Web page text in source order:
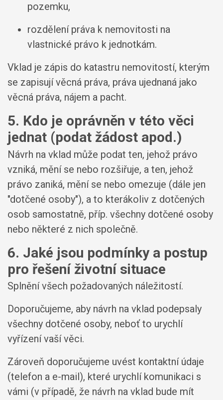
pozemku,
rozdělení práva k nemovitosti na
vlastnické právo k jednotkám.
Vklad je zápis do katastru nemovitostí, kterým
se zapisují věcná práva, práva ujednaná jako
věcná práva, nájem a pacht.
5. Kdo je oprávněn v této věci
jednat (podat žádost apod.)
Návrh na vklad může podat ten, jehož právo
vzniká, mění se nebo rozšiřuje, a ten, jehož
právo zaniká, mění se nebo omezuje (dále jen
"dotčené osoby"), a to kterákoliv z dotčených
osob samostatně, příp. všechny dotčené osoby
nebo některé z nich společně.
6. Jaké jsou podmínky a postup
pro řešení životní situace
Splnění všech požadovaných náležitostí.
Doporučujeme, aby návrh na vklad podepsaly
všechny dotčené osoby, neboť to urychlí
vyřízení vaší věci.
Zároveň doporučujeme uvést kontaktní údaje
(telefon a e-mail), které urychlí komunikaci s
vámi (v případě, že návrh na vklad bude mít